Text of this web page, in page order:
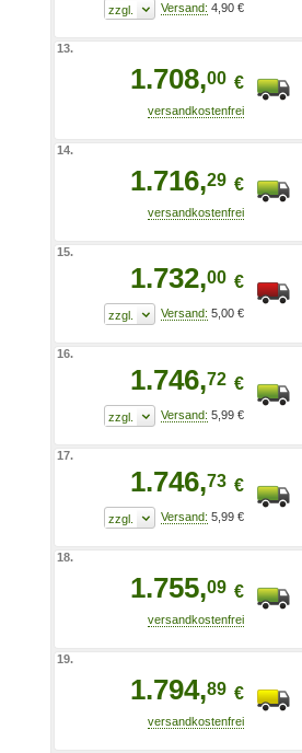
4,90 €
13.
1.708,00 €
14.
1.716,29 €
15.
1.732,00 €
5,00 €
16.
1.746,72 €
5,99 €
17.
1.746,73 €
5,99 €
18.
1.755,09 €
19.
1.794,89 €